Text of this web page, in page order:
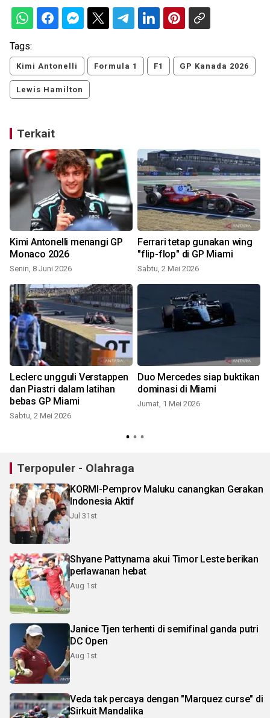
Tags:
Kimi Antonelli Formula 1 F1 GP Kanada 2026
Lewis Hamilton
Terkait
Kimi Antonelli menangi GP
Monaco 2026
Senin, 8 Juni 2026
Ferrari tetap gunakan wing
"flip-flop" di GP Miami
Sabtu, 2 Mei 2026
Leclerc ungguli Verstappen
dan Piastri dalam latihan
bebas GP Miami
Sabtu, 2 Mei 2026
Duo Mercedes siap buktikan
dominasi di Miami
Jumat, 1 Mei 2026
Terpopuler - Olahraga
KORMI-Pemprov Maluku canangkan Gerakan
Indonesia Aktif
Jul 31st
Shyane Pattynama akui Timor Leste berikan
perlawanan hebat
Aug 1st
Janice Tjen terhenti di semifinal ganda putri
DC Open
Aug 1st
Veda tak percaya dengan "Marquez curse" di
Sirkuit Mandalika